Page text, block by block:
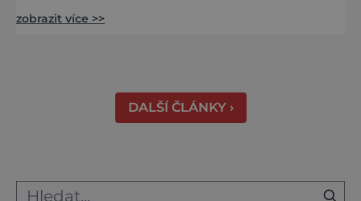
tráva svěží a horizont nekonečný. A právě v
shromažďují statisíce zvířat. Více než 1,5
milionu pakoňů, dop
zobrazit více >>
DALŠÍ ČLÁNKY ›